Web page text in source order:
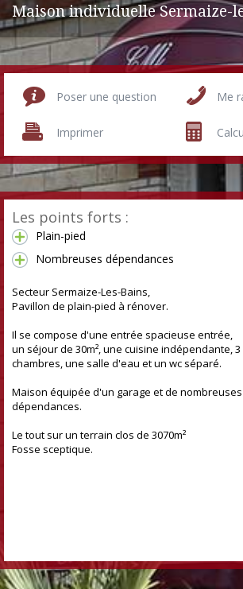
110 m²
Maison individuelle Sermaize-
Poser une question Me
Imprimer
Les points forts :
Plain-pied
Nombreuses dépendances
Secteur Sermaize-Les-Bains,
Pavillon de plain-pied à rénover.
Il se compose d'une entrée spacieuse entrée,
un séjour de 30m², une cuisine indépendante, 3
chambres, une salle d'eau et un wc séparé.
Maison équipée d'un garage et de nombreuses
dépendances.
Le tout sur un terrain clos de 3070m²
Fosse sceptique.